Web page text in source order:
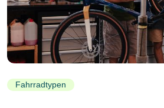
Fahrradtypen